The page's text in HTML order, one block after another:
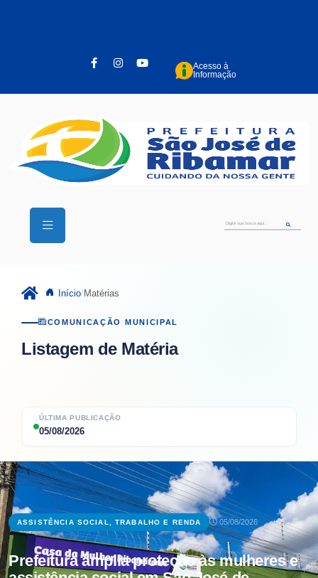
Acesso à
Informação
Início Matérias
COMUNICAÇÃO MUNICIPAL
Listagem de Matéria
ÚLTIMA PUBLICAÇÃO
05/08/2026
ASSISTÊNCIA SOCIAL, TRABALHO E RENDA 05/08/2026
Prefeitura amplia proteção às mulheres e